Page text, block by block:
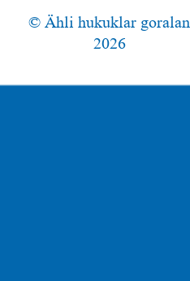
© Ähli hukuklar goralan
2026